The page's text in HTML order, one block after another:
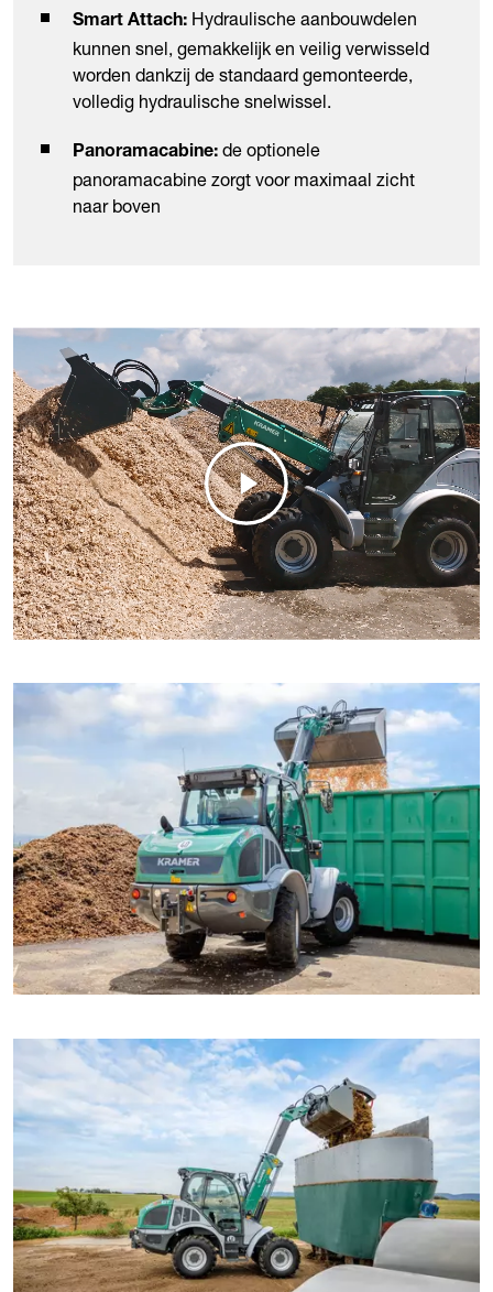
Smart Attach: Hydraulische aanbouwdelen
kunnen snel, gemakkelijk en veilig verwisseld
worden dankzij de standaard gemonteerde,
volledig hydraulische snelwissel.
Panoramacabine: de optionele
panoramacabine zorgt voor maximaal zicht
naar boven